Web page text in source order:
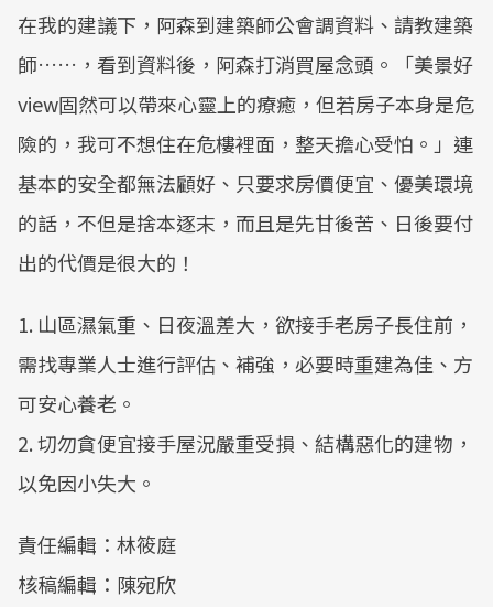
在我的建議下，阿森到建築師公會調資料、請教建築
師……，看到資料後，阿森打消買屋念頭。「美景好
view固然可以帶來心靈上的療癒，但若房子本身是危
險的，我可不想住在危樓裡面，整天擔心受怕。」連
基本的安全都無法顧好、只要求房價便宜、優美環境
的話，不但是捨本逐末，而且是先甘後苦、日後要付
出的代價是很大的！
1. 山區濕氣重、日夜溫差大，欲接手老房子長住前，
需找專業人士進行評估、補強，必要時重建為佳、方
可安心養老。
2. 切勿貪便宜接手屋況嚴重受損、結構惡化的建物，
以免因小失大。
責任編輯：林筱庭
核稿編輯：陳宛欣